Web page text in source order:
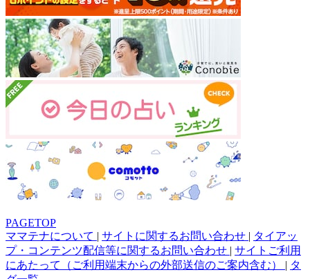
PAGETOP
ママテナについて | サイトに関するお問い合わせ | タイアッ
プ・コンテンツ配信等に関するお問い合わせ | サイトご利用
にあたって（ご利用端末からの外部送信のご案内含む） | タ